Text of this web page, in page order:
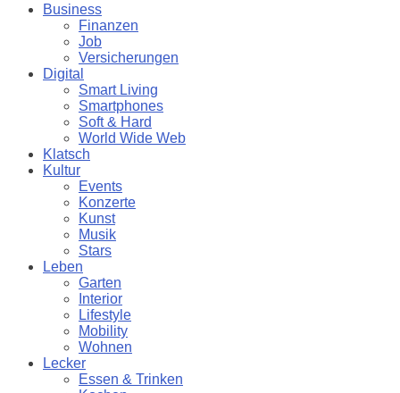
Business
Finanzen
Job
Versicherungen
Digital
Smart Living
Smartphones
Soft & Hard
World Wide Web
Klatsch
Kultur
Events
Konzerte
Kunst
Musik
Stars
Leben
Garten
Interior
Lifestyle
Mobility
Wohnen
Lecker
Essen & Trinken